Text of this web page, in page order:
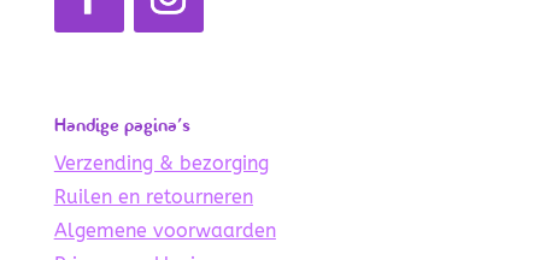
Handige pagina’s
Verzending & bezorging
Ruilen en retourneren
Algemene voorwaarden